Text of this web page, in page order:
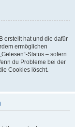
erstellt hat und die dafür
ermöglichen
Status – sofern
du Probleme bei der
Cookies löscht.